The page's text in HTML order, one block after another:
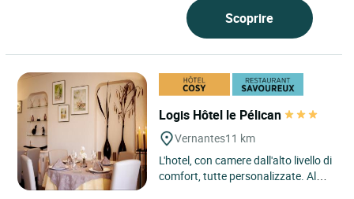
Scoprire
Logis Hôtel le Pélican
Vernantes11 km
L'hotel, con camere dall'alto livello di
comfort, tutte personalizzate. Al